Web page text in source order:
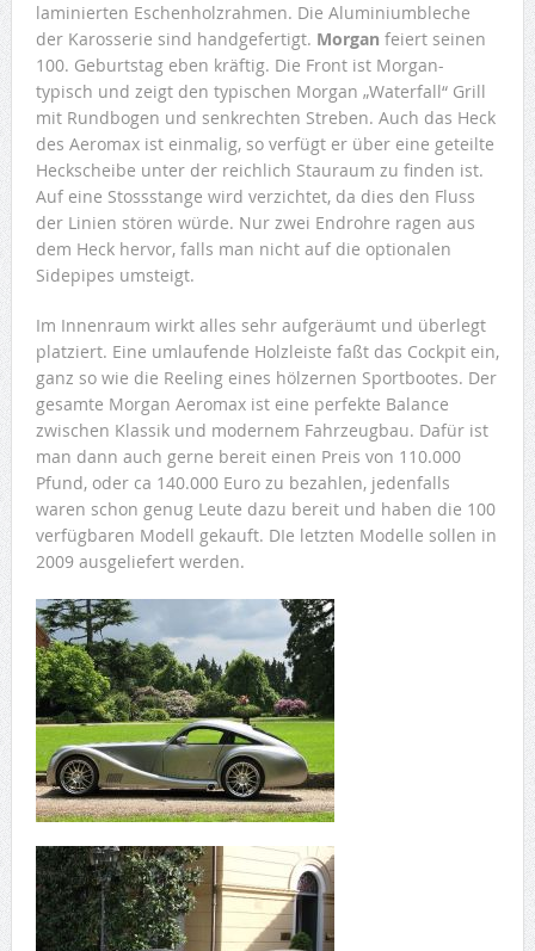
laminierten Eschenholzrahmen. Die Aluminiumbleche
der Karosserie sind handgefertigt. Morgan feiert seinen
100. Geburtstag eben kräftig. Die Front ist Morgan-
typisch und zeigt den typischen Morgan „Waterfall“ Grill
mit Rundbogen und senkrechten Streben. Auch das Heck
des Aeromax ist einmalig, so verfügt er über eine geteilte
Heckscheibe unter der reichlich Stauraum zu finden ist.
Auf eine Stossstange wird verzichtet, da dies den Fluss
der Linien stören würde. Nur zwei Endrohre ragen aus
dem Heck hervor, falls man nicht auf die optionalen
Sidepipes umsteigt.
Im Innenraum wirkt alles sehr aufgeräumt und überlegt
platziert. Eine umlaufende Holzleiste faßt das Cockpit ein,
ganz so wie die Reeling eines hölzernen Sportbootes. Der
gesamte Morgan Aeromax ist eine perfekte Balance
zwischen Klassik und modernem Fahrzeugbau. Dafür ist
man dann auch gerne bereit einen Preis von 110.000
Pfund, oder ca 140.000 Euro zu bezahlen, jedenfalls
waren schon genug Leute dazu bereit und haben die 100
verfügbaren Modell gekauft. DIe letzten Modelle sollen in
2009 ausgeliefert werden.